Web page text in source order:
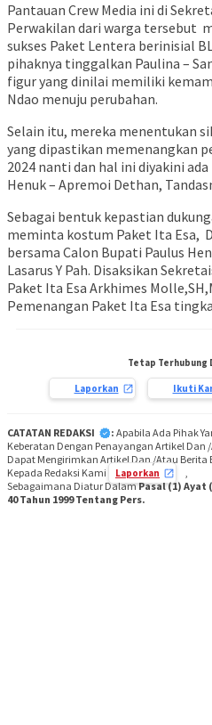
Pantauan Crew Media ini di
Perwakilan dari warga tersebut
sukses Paket Lentera berinisial
pihaknya tinggalkan Paulina –
figur yang dinilai memiliki
Ndao menuju perubahan.
Selain itu, mereka menentukan
yang dipastikan memenangkan
2024 nanti dan hal ini diyakini
Henuk – Apremoi Dethan,
Sebagai bentuk kepastian
meminta kostum Paket Ita Esa,
bersama Calon Bupati Paulus
Lasarus Y Pah. Disaksikan
Paket Ita Esa Arkhimes
Pemenangan Paket Ita Esa
Tetap Terhubung
Laporkan Ikuti
CATATAN REDAKSI : Apabila Ada Pihak
Keberatan Dengan Penayangan Artikel Dan
Dapat Mengirimkan Artikel Dan /Atau Berita
Kepada Redaksi Kami
Laporkan
,
Sebagaimana Diatur DalamPasal (1) Ayat
40 Tahun 1999 Tentang Pers.